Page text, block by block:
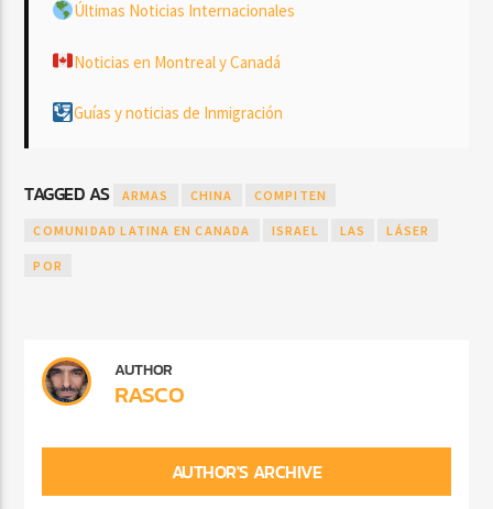
Últimas Noticias Internacionales
Noticias en Montreal y Canadá
Guías y noticias de Inmigración
TAGGED AS ARMAS CHINA COMPITEN
COMUNIDAD LATINA EN CANADA ISRAEL LAS LÁSER
POR
AUTHOR
RASCO
AUTHOR'S ARCHIVE